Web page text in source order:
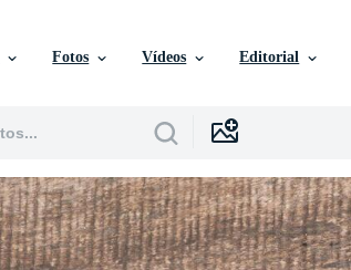
Fotos Vídeos Editorial